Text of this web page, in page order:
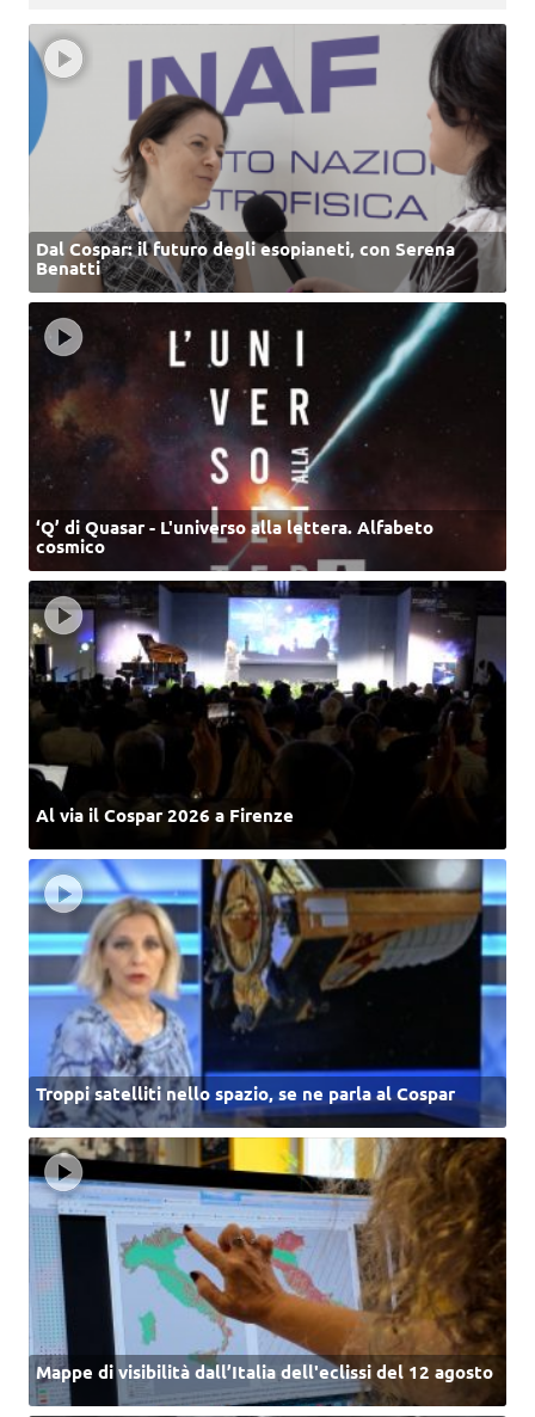
Dal Cospar: il futuro degli esopianeti, con Serena
Benatti
‘Q’ di Quasar - L'universo alla lettera. Alfabeto
cosmico
Al via il Cospar 2026 a Firenze
Troppi satelliti nello spazio, se ne parla al Cospar
Mappe di visibilità dall’Italia dell'eclissi del 12 agosto